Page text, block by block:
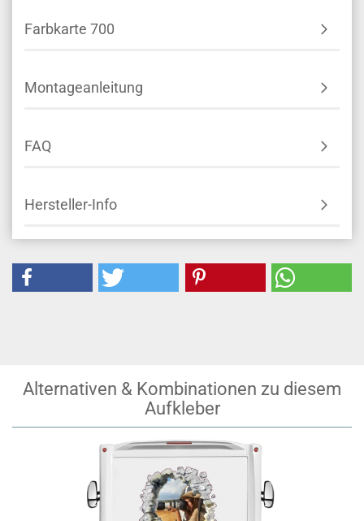
Farbkarte 700
Montageanleitung
FAQ
Hersteller-Info
Alternativen & Kombinationen zu diesem
Aufkleber